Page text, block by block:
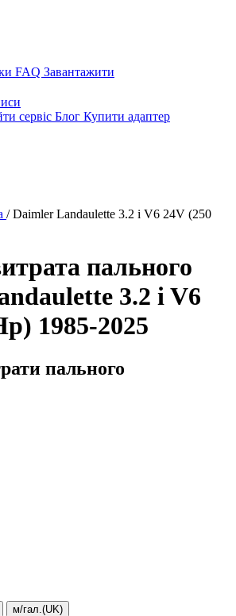
FAQ Завантажити
сервіс Блог Купити адаптер
/ Daimler Landaulette 3.2 i V6 24V (250
пального
3.2 i V6
1985-2025
пального
м/гал.(UK)